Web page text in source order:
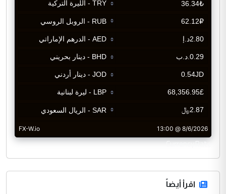
CurrencyRate
اقرأ أيضاً